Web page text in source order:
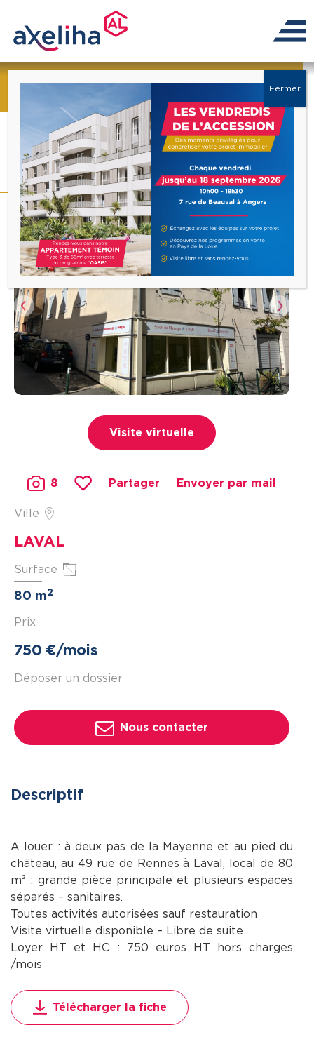
← Retour à la liste
Local commercial centre
ville Laval 80 m² à louer
Précédent
Visite virtuelle
8 Partager Envoyer par mail
Ville
LAVAL
Surface
80 m2
Prix
750 € /mois
Déposer un dossier
Nous contacter
Descriptif
A louer : à deux pas de la Mayenne et au pied du
chäteau, au 49 rue de Rennes à Laval, local de 80
m² : grande pièce principale et plusieurs espaces
séparés – sanitaires.
Toutes activités autorisées sauf restauration
Visite virtuelle disponible – Libre de suite
Loyer HT et HC : 750 euros HT hors charges
/mois
Télécharger la fiche
Fermer